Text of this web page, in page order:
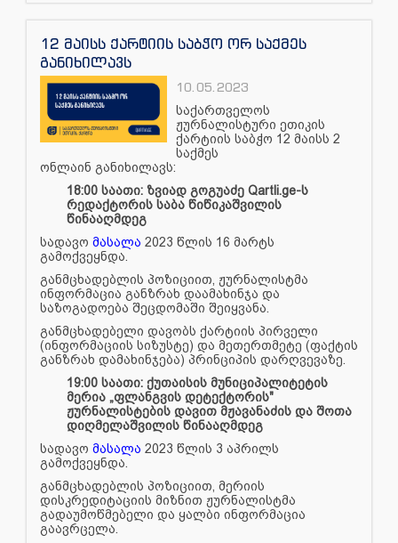
12 მაისს ქარტიის საბჭო ორ საქმეს
განიხილავს
10.05.2023
საქართველოს
ჟურნალისტური ეთიკის
ქარტიის საბჭო 12 მაისს 2
საქმეს
ონლაინ განიხილავს:
18:00 საათი: ზვიად გოგუაძე Qartli.ge-ს
რედაქტორის საბა წიწიკაშვილის
წინააღმდეგ
სადავო მასალა 2023 წლის 16 მარტს
გამოქვეყნდა.
განმცხადებლის პოზიციით, ჟურნალისტმა
ინფორმაცია განზრახ დაამახინჯა და
საზოგადოება შეცდომაში შეიყვანა.
განმცხადებელი დავობს ქარტიის პირველი
(ინფორმაციის სიზუსტე) და მეთერთმეტე (ფაქტის
განზრახ დამახინჯება) პრინციპის დარღვევაზე.
19:00 საათი: ქუთაისის მუნიციპალიტეტის
მერია „ფლანგვის დეტექტორის"
ჟურნალისტების დავით მჟავანაძის და შოთა
დიღმელაშვილის წინააღმდეგ
სადავო მასალა 2023 წლის 3 აპრილს
გამოქვეყნდა.
განმცხადებლის პოზიციით, მერიის
დისკრედიტაციის მიზნით ჟურნალისტმა
გადაუმოწმებელი და ყალბი ინფორმაცია
გაავრცელა.